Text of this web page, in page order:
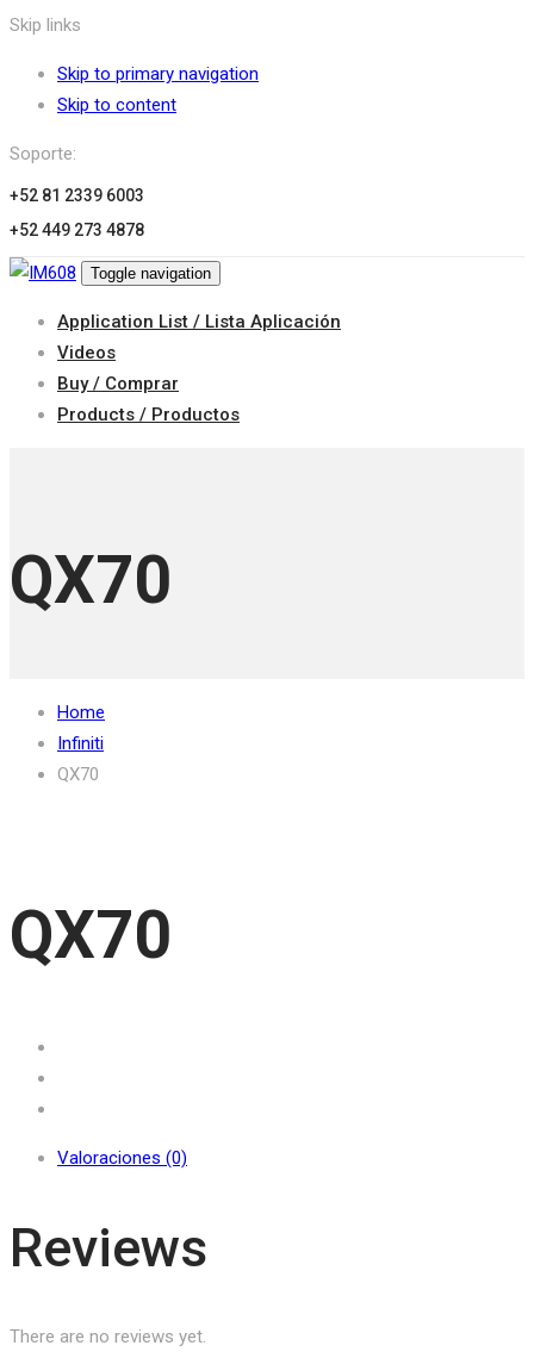
Skip links
Skip to primary navigation
Skip to content
Soporte:
+52 81 2339 6003
+52 449 273 4878
Toggle navigation
Application List / Lista Aplicación
Videos
Buy / Comprar
Products / Productos
QX70
Home
Infiniti
QX70
QX70
Valoraciones (0)
Reviews
There are no reviews yet.